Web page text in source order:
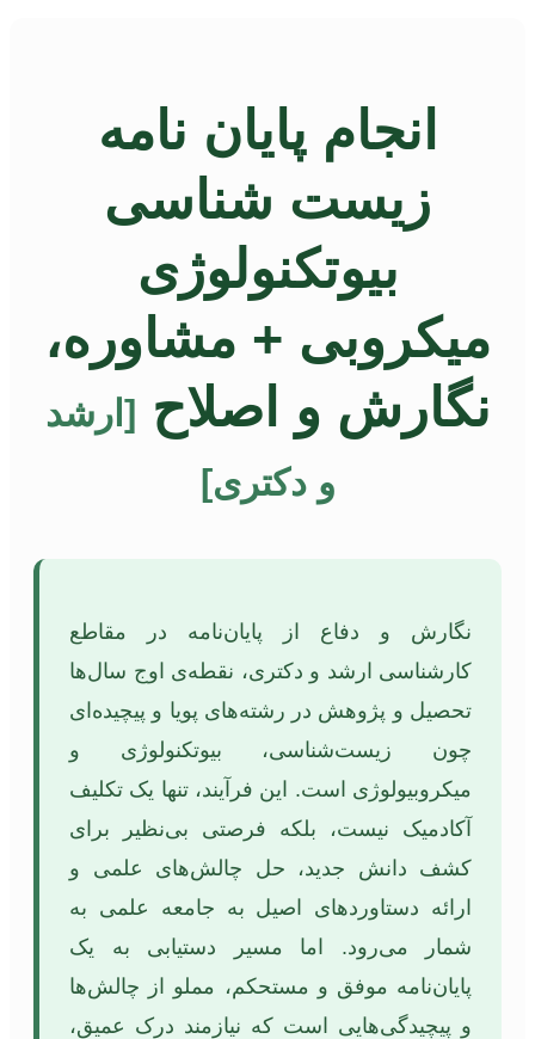
انجام پایان نامه
زیست شناسی
بیوتکنولوژی
میکروبی + مشاوره،
نگارش و اصلاح [ارشد
و دکتری]
نگارش و دفاع از پایان‌نامه در مقاطع
کارشناسی ارشد و دکتری، نقطه‌ی اوج سال‌ها
تحصیل و پژوهش در رشته‌های پویا و پیچیده‌ای
چون زیست‌شناسی، بیوتکنولوژی و
میکروبیولوژی است. این فرآیند، تنها یک تکلیف
آکادمیک نیست، بلکه فرصتی بی‌نظیر برای
کشف دانش جدید، حل چالش‌های علمی و
ارائه دستاوردهای اصیل به جامعه علمی به
شمار می‌رود. اما مسیر دستیابی به یک
پایان‌نامه موفق و مستحکم، مملو از چالش‌ها
و پیچیدگی‌هایی است که نیازمند درک عمیق،